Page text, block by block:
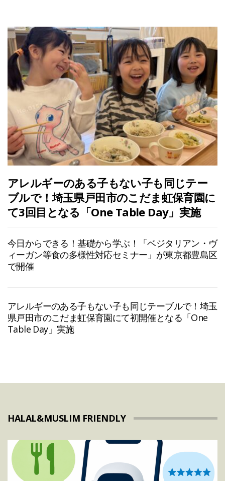
アレルギーのある子もない子も同じテー
ブルで！埼玉県戸田市のこだま虹保育園に
て3回目となる「One Table Day」実施
今日からできる！基礎から学ぶ！「ベジタリアン・ヴ
ィーガン等食の多様性対応セミナー」が東京都豊島区
で開催
アレルギーのある子もない子も同じテーブルで！埼玉
県戸田市のこだま虹保育園にて初開催となる「One
Table Day」実施
HALAL&MUSLIM FRIENDLY